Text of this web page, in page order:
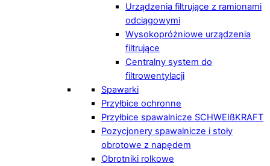
Urządzenia filtrujące z ramionami
odciągowymi
Wysokopróżniowe urządzenia
filtrujące
Centralny system do
filtrowentylacji
Spawarki
Przyłbice ochronne
Przyłbice spawalnicze SCHWEIßKRAFT
Pozycjonery spawalnicze i stoły
obrotowe z napędem
Obrotniki rolkowe